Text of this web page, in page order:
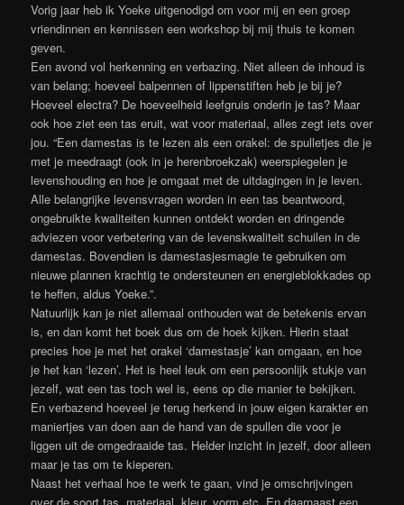
Vorig jaar heb ik Yoeke uitgenodigd om voor mij en een groep
vriendinnen en kennissen een workshop bij mij thuis te komen
geven.
Een avond vol herkenning en verbazing. Niet alleen de inhoud is
van belang; hoeveel balpennen of lippenstiften heb je bij je?
Hoeveel electra? De hoeveelheid leefgruis onderin je tas? Maar
ook hoe ziet een tas eruit, wat voor materiaal, alles zegt iets over
jou. “Een damestas is te lezen als een orakel: de spulletjes die je
met je meedraagt (ook in je herenbroekzak) weerspiegelen je
levenshouding en hoe je omgaat met de uitdagingen in je leven.
Alle belangrijke levensvragen worden in een tas beantwoord,
ongebruikte kwaliteiten kunnen ontdekt worden en dringende
adviezen voor verbetering van de levenskwaliteit schuilen in de
damestas. Bovendien is damestasjesmagie te gebruiken om
nieuwe plannen krachtig te ondersteunen en energieblokkades op
te heffen, aldus Yoeke.”.
Natuurlijk kan je niet allemaal onthouden wat de betekenis ervan
is, en dan komt het boek dus om de hoek kijken. Hierin staat
precies hoe je met het orakel ‘damestasje’ kan omgaan, en hoe
je het kan ‘lezen’. Het is heel leuk om een persoonlijk stukje van
jezelf, wat een tas toch wel is, eens op die manier te bekijken.
En verbazend hoeveel je terug herkend in jouw eigen karakter en
maniertjes van doen aan de hand van de spullen die voor je
liggen uit de omgedraaide tas. Helder inzicht in jezelf, door alleen
maar je tas om te kieperen.
Naast het verhaal hoe te werk te gaan, vind je omschrijvingen